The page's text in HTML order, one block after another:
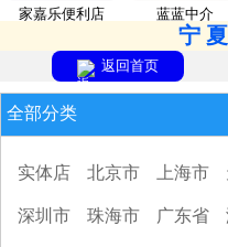
家嘉乐便利店 蓝蓝中介
宁
返回首页
全部分类
实体店 北京市 上海市
深圳市 珠海市 广东省